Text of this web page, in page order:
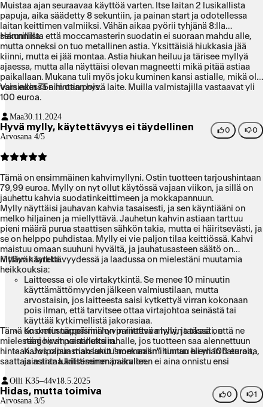
Muistaa ajan seuraavaa käyttöä varten. Itse laitan 2 lusikallista
papuja, aika säädetty 8 sekuntiin, ja painan start ja odotellessa
laitan keittimen valmiiksi. Vähän aikaa pyörii tyhjänä 8:lla
sekunnilla.
Harmillista että moccamasterin suodatin ei suoraan mahdu alle,
mutta onneksi on tuo metallinen astia. Yksittäisiä hiukkasia jää
kiinni, mutta ei jää montaa. Astia hiukan heiluu ja tärisee myllyä
ajaessa, mutta alla näyttäisi olevan magneetti mikä pitää astiaa
paikallaan. Mukana tuli myös joku kuminen kansi astialle, mikä oli
vain edessä niin otin pois.
Varsinkin 75e hintaan hyvä laite. Muilla valmistajilla vastaavat yli
100 euroa.
Maa30.11.2024
Hyvä mylly, käytettävyys ei täydellinen
Arvosana 4/5
0 0
Tämä on ensimmäinen kahvimyllyni. Ostin tuotteen tarjoushintaan
79,99 euroa. Mylly on nyt ollut käytössä vajaan viikon, ja sillä on
jauhettu kahvia suodatinkeittimeen ja mokkapannuun.
Mylly näyttäisi jauhavan kahvia tasaisesti, ja sen käyntiääni on
melko hiljainen ja miellyttävä. Jauhetun kahvin astiaan tarttuu
pieni määrä purua staattisen sähkön takia, mutta ei häiritsevästi, ja
se on helppo puhdistaa. Mylly ei vie paljon tilaa keittiössä. Kahvi
maistuu omaan suuhuni hyvältä, ja jauhatusasteen säätö on
riittävän tarkka.
Myllyn käytettävyydessä ja laadussa on mielestäni muutamia
heikkouksia:
Laitteessa ei ole virtakytkintä. Se menee 10 minuutin
käyttämättömyyden jälkeen valmiustilaan, mutta
arvostaisin, jos laitteesta saisi kytkettyä virran kokonaan
pois ilman, että tarvitsee ottaa virtajohtoa seinästä tai
käyttää kytkimellistä jakorasiaa.
Kosketusnäppäimiä on painettava hyvin tarkasti, että ne
reagoivat painalluksiin.
Kahvipapuastian lukitusmekanismi tuntuu hieman hataralta,
ja astian lukitseminen paikalleen ei aina onnistu ensi
arveluttaa.
Tämä on omiin tarpeisiini hyvin riittävä mylly, ja tässä on
mielestäni hyvin vastinetta rahalle, jos tuotteen saa alennettuun
hintaan. Jos olisin maksanut "normaalin" hinnan eli yli 100 euroa,
saattaisin antaa kriittisemmän arvion.
Olli K35–44v18.5.2025
Hidas, mutta toimiva
Arvosana 3/5
0 1